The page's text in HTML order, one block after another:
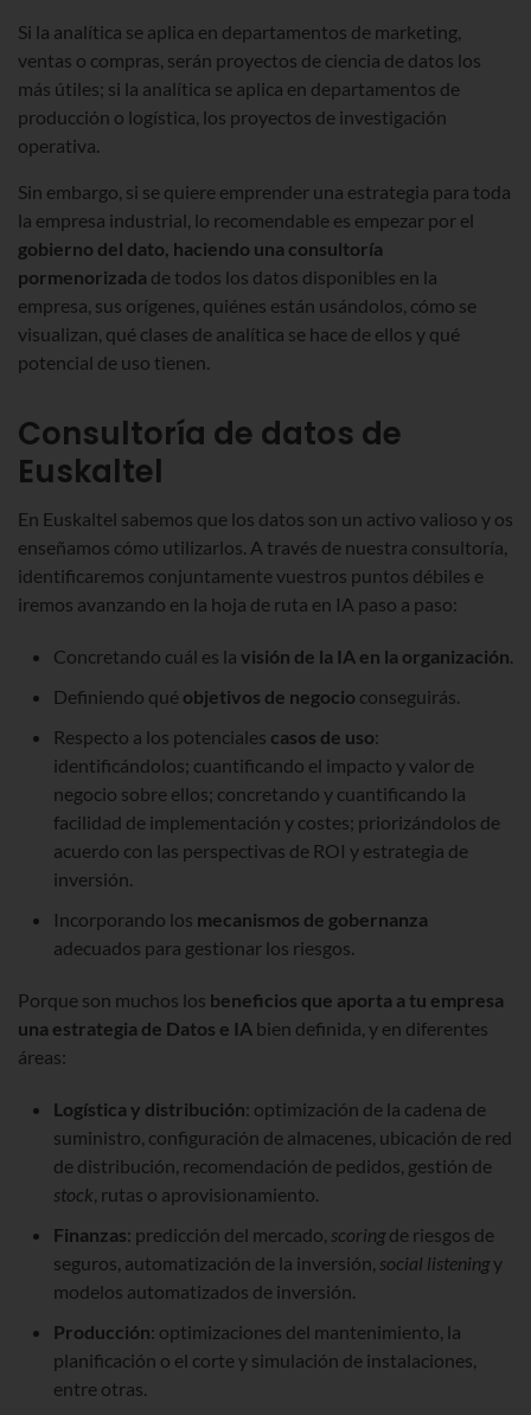
Si la analítica se aplica en departamentos de marketing,
ventas o compras, serán proyectos de ciencia de datos los
más útiles; si la analítica se aplica en departamentos de
producción o logística, los proyectos de investigación
operativa.
Sin embargo, si se quiere emprender una estrategia para toda
la empresa industrial, lo recomendable es empezar por el
gobierno del dato, haciendo una consultoría
pormenorizada de todos los datos disponibles en la
empresa, sus orígenes, quiénes están usándolos, cómo se
visualizan, qué clases de analítica se hace de ellos y qué
potencial de uso tienen.
Consultoría de datos de
Euskaltel
En Euskaltel sabemos que los datos son un activo valioso y os
enseñamos cómo utilizarlos. A través de nuestra consultoría,
identificaremos conjuntamente vuestros puntos débiles e
iremos avanzando en la hoja de ruta en IA paso a paso:
Concretando cuál es la visión de la IA en la organización.
Definiendo qué objetivos de negocio conseguirás.
Respecto a los potenciales casos de uso:
identificándolos; cuantificando el impacto y valor de
negocio sobre ellos; concretando y cuantificando la
facilidad de implementación y costes; priorizándolos de
acuerdo con las perspectivas de ROI y estrategia de
inversión.
Incorporando los mecanismos de gobernanza
adecuados para gestionar los riesgos.
Porque son muchos los beneficios que aporta a tu empresa
una estrategia de Datos e IA bien definida, y en diferentes
áreas:
Logística y distribución: optimización de la cadena de
suministro, configuración de almacenes, ubicación de red
de distribución, recomendación de pedidos, gestión de
stock, rutas o aprovisionamiento.
Finanzas: predicción del mercado, scoringde riesgos de
seguros, automatización de la inversión, social listeningy
modelos automatizados de inversión.
Producción: optimizaciones del mantenimiento, la
planificación o el corte y simulación de instalaciones,
entre otras.